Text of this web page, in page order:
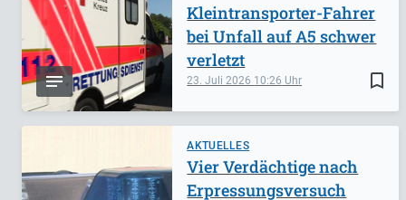
bookmark_border
23. Juli 2026 10:26
Kleintransporter-Fahrer
bei Unfall auf A5 schwer
verletzt
AKTUELLES
Vier Verdächtige nach
Erpressungsversuch